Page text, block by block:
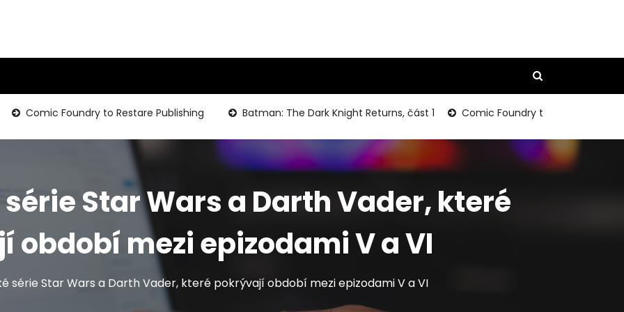
Comic Foundry to Restare Publishing Batman: The Dark Knight Returns, část 1 Comic Foundry to Restare Publishing
Star Wars a Darth Vader, které
období mezi epizodami V a VI
série Star Wars a Darth Vader, které pokrývají období mezi epizodami V a VI